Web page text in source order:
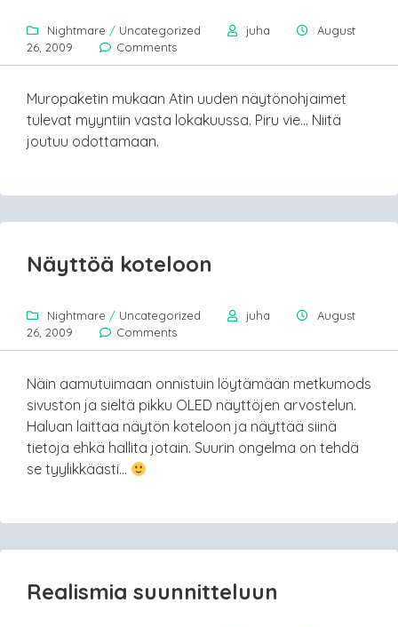
Nightmare / Uncategorized juha
August
26, 2009
Comments
Muropaketin mukaan Atin uuden näytönohjaimet
tulevat myyntiin vasta lokakuussa. Piru vie… Niitä
joutuu odottamaan.
Näyttöä koteloon
Nightmare / Uncategorized juha
August
26, 2009
Comments
Näin aamutuimaan onnistuin löytämään metkumods
sivuston ja sieltä pikku OLED näyttöjen arvostelun.
Haluan laittaa näytön koteloon ja näyttää siinä
tietoja ehkä hallita jotain. Suurin ongelma on tehdä
se tyylikkäästi…
Realismia suunnitteluun